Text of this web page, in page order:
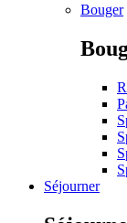
Bouger
Séjourner